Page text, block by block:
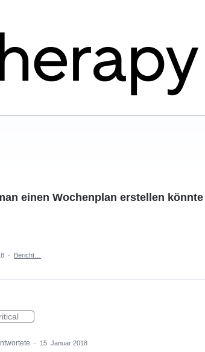
einen Wochenplan erstellen könnte
· Bericht…
· 15. Januar 2018